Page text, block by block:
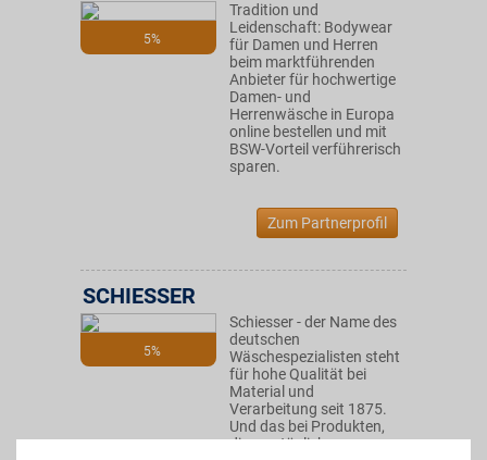
5%
Tradition und
Leidenschaft: Bodywear
für Damen und Herren
beim marktführenden
Anbieter für hochwertige
Damen- und
Herrenwäsche in Europa
online bestellen und mit
BSW-Vorteil verführerisch
sparen.
Zum Partnerprofil
5%
SCHIESSER
Schiesser - der Name des
deutschen
Wäschespezialisten steht
für hohe Qualität bei
Material und
Verarbeitung seit 1875.
Und das bei Produkten,
die uns täglich am